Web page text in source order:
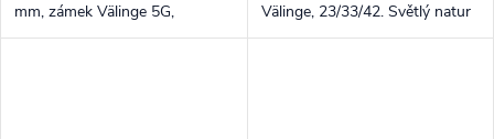
mm, zámek Välinge 5G,
23/33/42 – XL a tichý krok.
Välinge, 23/33/42. Světlý natur
odstín, registrovaný emboss.